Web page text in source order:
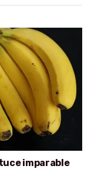
imparable